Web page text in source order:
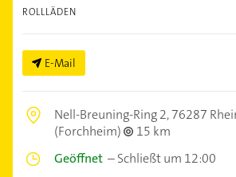
ROLLLÄDEN
E-Mail
Nell-Breuning-Ring 2,76287
(Forchheim)
15 km
Geöffnet –Schließt um 12:00